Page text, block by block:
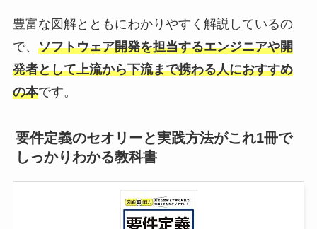
豊富な図解とともにわかりやすく解説しているの
で、 ソフトウェア開発を担当するエンジニアや開
発者として上流から下流まで携わる人におすすめ
の本です。
要件定義のセオリーと実践方法がこれ1冊で
しっかりわかる教科書